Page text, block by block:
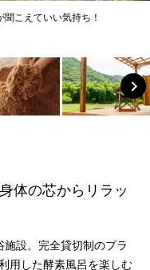
こえていい気持ち！
体の芯からリラッ
設。完全貸切制のプラ
用した酵素風呂を楽しむ